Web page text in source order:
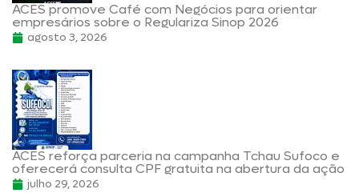
ACES promove Café com Negócios para orientar
empresários sobre o Regulariza Sinop 2026
agosto 3, 2026
ACES reforça parceria na campanha Tchau Sufoco e
oferecerá consulta CPF gratuita na abertura da ação
julho 29, 2026